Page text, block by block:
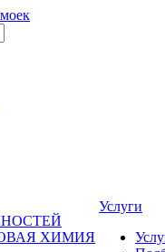
ХИМИЯ
Услуги